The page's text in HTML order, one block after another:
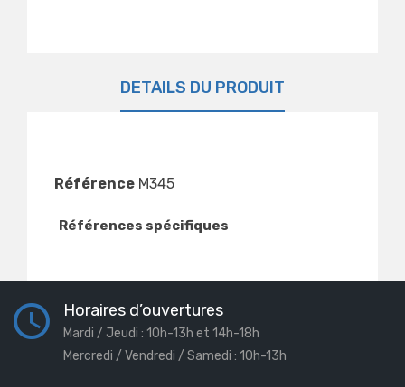
DÉTAILS DU PRODUIT
Référence M345
Références spécifiques
Horaires d’ouvertures
Mardi / Jeudi : 10h-13h et 14h-18h
Mercredi / Vendredi / Samedi : 10h-13h